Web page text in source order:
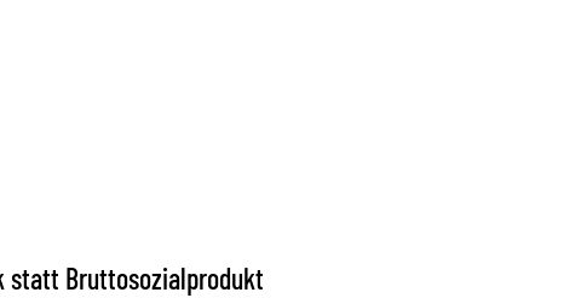
statt Bruttosozialprodukt